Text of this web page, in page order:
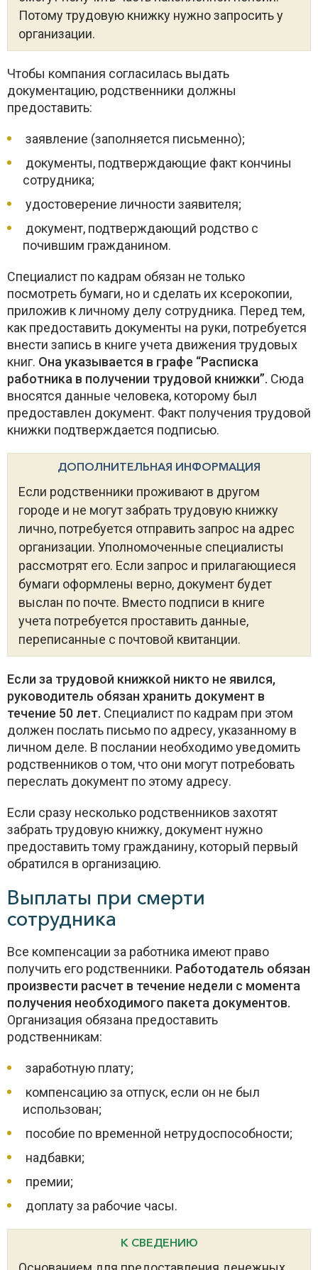
Потому трудовую книжку нужно запросить у
организации.
Чтобы компания согласилась выдать
документацию, родственники должны
предоставить:
заявление (заполняется письменно);
документы, подтверждающие факт кончины
сотрудника;
удостоверение личности заявителя;
документ, подтверждающий родство с
почившим гражданином.
Специалист по кадрам обязан не только
посмотреть бумаги, но и сделать их ксерокопии,
приложив к личному делу сотрудника. Перед тем,
как предоставить документы на руки, потребуется
внести запись в книге учета движения трудовых
книг. Она указывается в графе “Расписка
работника в получении трудовой книжки”. Сюда
вносятся данные человека, которому был
предоставлен документ. Факт получения трудовой
книжки подтверждается подписью.
ДОПОЛНИТЕЛЬНАЯ ИНФОРМАЦИЯ
Если родственники проживают в другом
городе и не могут забрать трудовую книжку
лично, потребуется отправить запрос на адрес
организации. Уполномоченные специалисты
рассмотрят его. Если запрос и прилагающиеся
бумаги оформлены верно, документ будет
выслан по почте. Вместо подписи в книге
учета потребуется проставить данные,
переписанные с почтовой квитанции.
Если за трудовой книжкой никто не явился,
руководитель обязан хранить документ в
течение 50 лет. Специалист по кадрам при этом
должен послать письмо по адресу, указанному в
личном деле. В послании необходимо уведомить
родственников о том, что они могут потребовать
переслать документ по этому адресу.
Если сразу несколько родственников захотят
забрать трудовую книжку, документ нужно
предоставить тому гражданину, который первый
обратился в организацию.
Выплаты при смерти
сотрудника
Все компенсации за работника имеют право
получить его родственники. Работодатель обязан
произвести расчет в течение недели с момента
получения необходимого пакета документов.
Организация обязана предоставить
родственникам:
заработную плату;
компенсацию за отпуск, если он не был
использован;
пособие по временной нетрудоспособности;
надбавки;
премии;
доплату за рабочие часы.
К СВЕДЕНИЮ